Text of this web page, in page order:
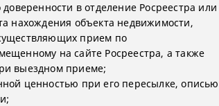
в отделение Росреестра или
нахождения объекта недвижимости,
прием по
на сайте Росреестра, а также
выездном приеме;
ценностью при его пересылке, описью